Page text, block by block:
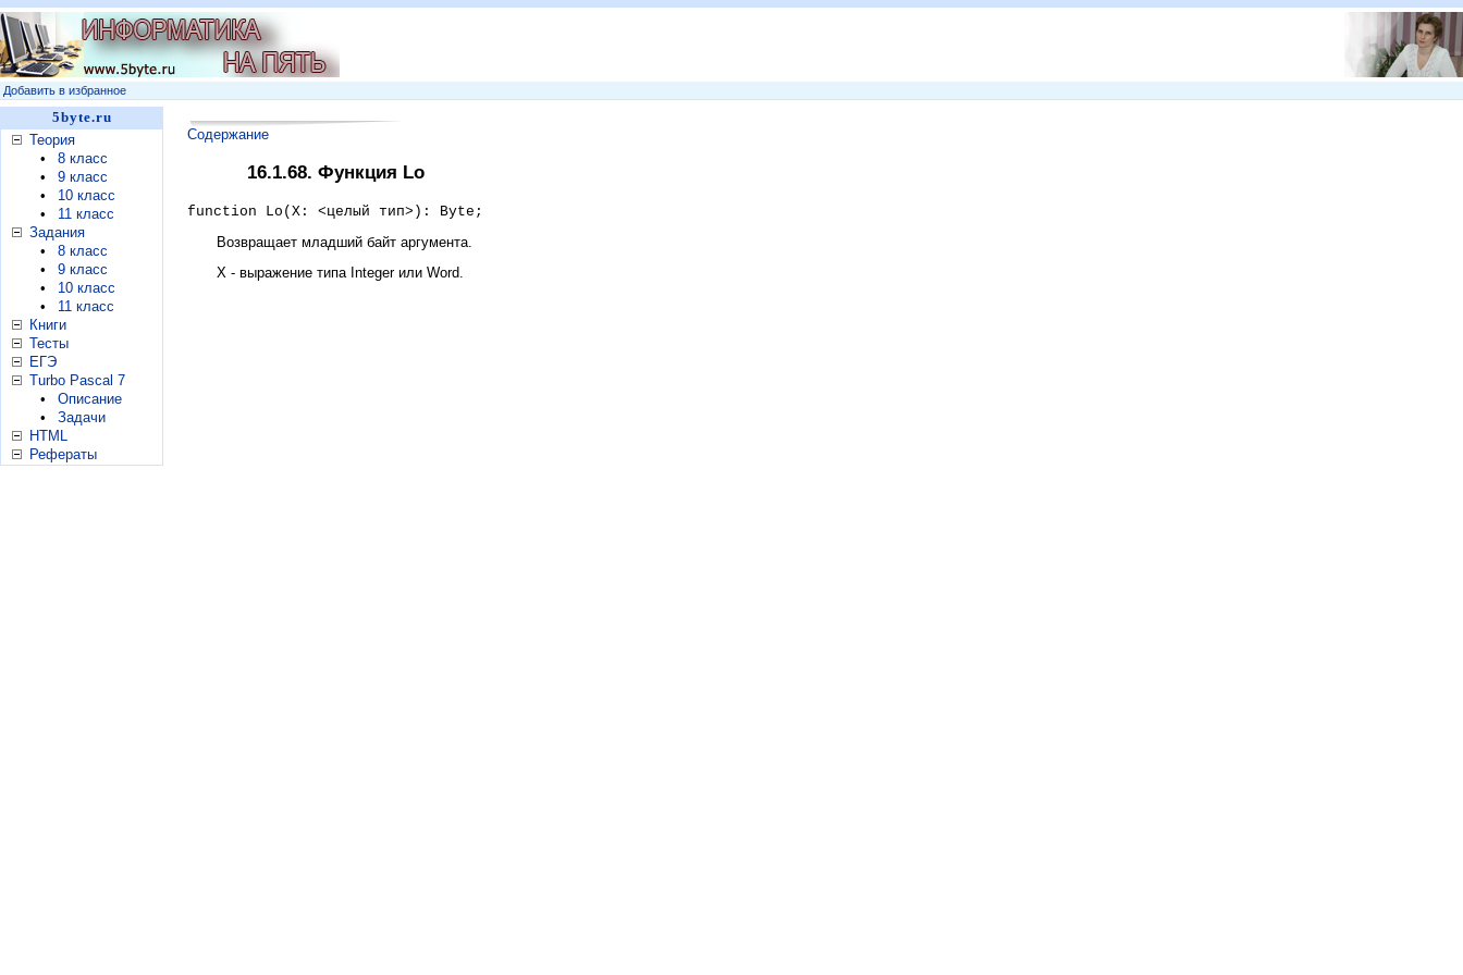
Добавить в избранное
5byte.ru
Теория
•
8 класс
•
9 класс
•
10 класс
•
11 класс
Задания
•
8 класс
•
9 класс
•
10 класс
•
11 класс
Книги
Тесты
ЕГЭ
Turbo Pascal 7
•
Описание
•
Задачи
HTML
Рефераты
Содержание
16.1.68. Функция Lo
function Lo(X: <целый тип>): Byte;
Возвращает младший байт аргумента.
X - выражение типа Integer или Word.